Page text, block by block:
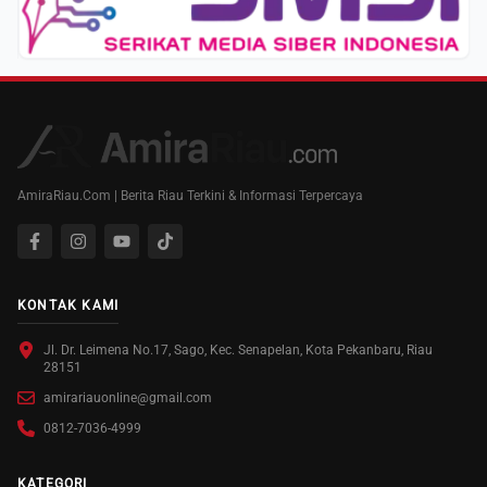
AmiraRiau.Com | Berita Riau Terkini & Informasi Terpercaya
KONTAK KAMI
Jl. Dr. Leimena No.17, Sago, Kec. Senapelan, Kota Pekanbaru, Riau
28151
amirariauonline@gmail.com
0812-7036-4999